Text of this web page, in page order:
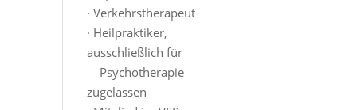
· Verkehrstherapeut
· Heilpraktiker,
ausschließlich für
Psychotherapie
zugelassen